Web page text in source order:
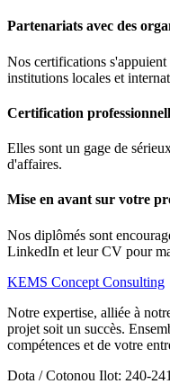
Partenariats avec des
Nos certifications s'appuient
institutions locales et
Certification
Elles sont un gage de
d'affaires.
Mise en avant sur votre
Nos diplômés sont
LinkedIn et leur CV pour
KEMS Concept Consulting
Notre expertise, alliée à
projet soit un succès.
compétences et de votre
Dota / Cotonou Ilot: 240-241